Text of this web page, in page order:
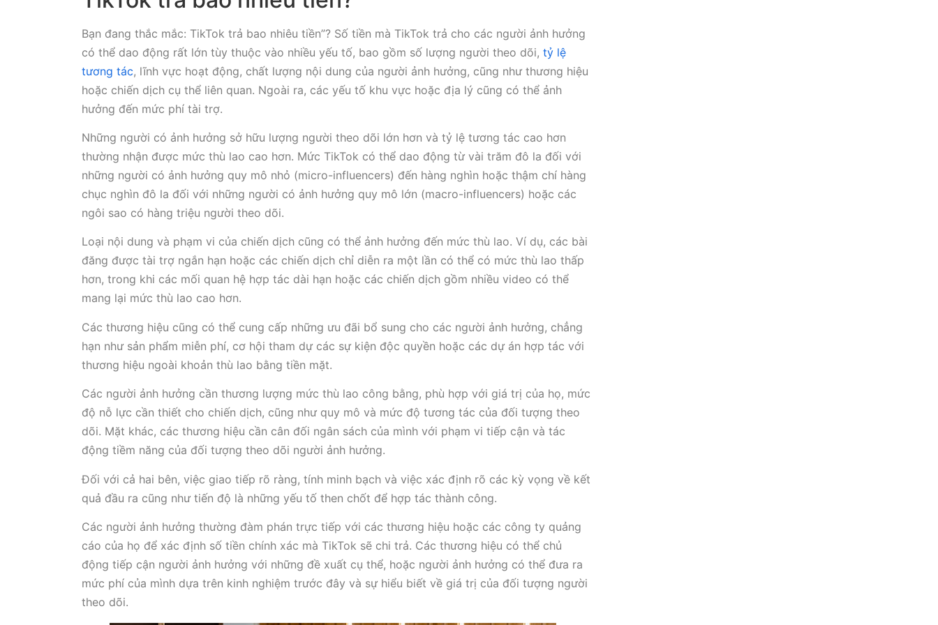
Bạn đang thắc mắc: TikTok trả bao nhiêu tiền”? Số tiền mà TikTok trả cho các người ảnh hưởng
có thể dao động rất lớn tùy thuộc vào nhiều yếu tố, bao gồm số lượng người theo dõi, tỷ lệ
tương tác, lĩnh vực hoạt động, chất lượng nội dung của người ảnh hưởng, cũng như thương hiệu
hoặc chiến dịch cụ thể liên quan. Ngoài ra, các yếu tố khu vực hoặc địa lý cũng có thể ảnh
hưởng đến mức phí tài trợ.
Những người có ảnh hưởng sở hữu lượng người theo dõi lớn hơn và tỷ lệ tương tác cao hơn
thường nhận được mức thù lao cao hơn. Mức TikTok có thể dao động từ vài trăm đô la đối với
những người có ảnh hưởng quy mô nhỏ (micro-influencers) đến hàng nghìn hoặc thậm chí hàng
chục nghìn đô la đối với những người có ảnh hưởng quy mô lớn (macro-influencers) hoặc các
ngôi sao có hàng triệu người theo dõi.
Loại nội dung và phạm vi của chiến dịch cũng có thể ảnh hưởng đến mức thù lao. Ví dụ, các bài
đăng được tài trợ ngắn hạn hoặc các chiến dịch chỉ diễn ra một lần có thể có mức thù lao thấp
hơn, trong khi các mối quan hệ hợp tác dài hạn hoặc các chiến dịch gồm nhiều video có thể
mang lại mức thù lao cao hơn.
Các thương hiệu cũng có thể cung cấp những ưu đãi bổ sung cho các người ảnh hưởng, chẳng
hạn như sản phẩm miễn phí, cơ hội tham dự các sự kiện độc quyền hoặc các dự án hợp tác với
thương hiệu ngoài khoản thù lao bằng tiền mặt.
Các người ảnh hưởng cần thương lượng mức thù lao công bằng, phù hợp với giá trị của họ, mức
độ nỗ lực cần thiết cho chiến dịch, cũng như quy mô và mức độ tương tác của đối tượng theo
dõi. Mặt khác, các thương hiệu cần cân đối ngân sách của mình với phạm vi tiếp cận và tác
động tiềm năng của đối tượng theo dõi người ảnh hưởng.
Đối với cả hai bên, việc giao tiếp rõ ràng, tính minh bạch và việc xác định rõ các kỳ vọng về kết
quả đầu ra cũng như tiến độ là những yếu tố then chốt để hợp tác thành công.
Các người ảnh hưởng thường đàm phán trực tiếp với các thương hiệu hoặc các công ty quảng
cáo của họ để xác định số tiền chính xác mà TikTok sẽ chi trả. Các thương hiệu có thể chủ
động tiếp cận người ảnh hưởng với những đề xuất cụ thể, hoặc người ảnh hưởng có thể đưa ra
mức phí của mình dựa trên kinh nghiệm trước đây và sự hiểu biết về giá trị của đối tượng người
theo dõi.